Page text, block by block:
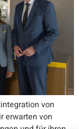
von
erwarten von